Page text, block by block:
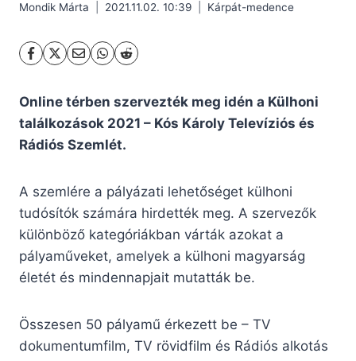
Mondik Márta 2021.11.02. 10:39 Kárpát-medence
Online térben szervezték meg idén a Külhoni
találkozások 2021 – Kós Károly Televíziós és
Rádiós Szemlét.
A szemlére a pályázati lehetőséget külhoni
tudósítók számára hirdették meg. A szervezők
különböző kategóriákban várták azokat a
pályaműveket, amelyek a külhoni magyarság
életét és mindennapjait mutatták be.
Összesen 50 pályamű érkezett be – TV
dokumentumfilm, TV rövidfilm és Rádiós alkotás